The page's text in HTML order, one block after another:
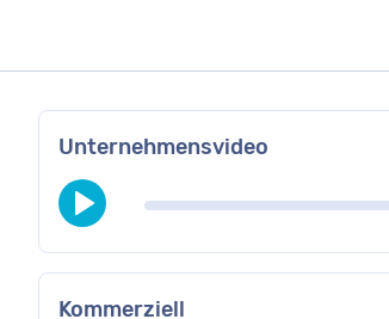
Unternehmensvideo
Kommerziell